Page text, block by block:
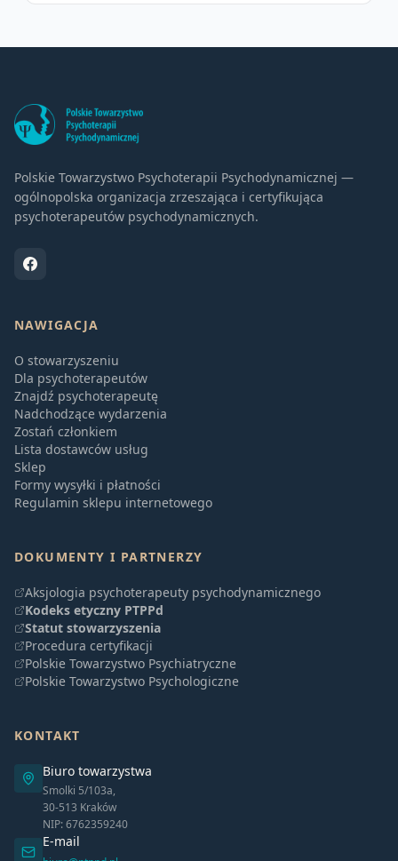
Polskie Towarzystwo Psychoterapii Psychodynamicznej —
ogólnopolska organizacja zrzeszająca i certyfikująca
psychoterapeutów psychodynamicznych.
NAWIGACJA
O stowarzyszeniu
Dla psychoterapeutów
Znajdź psychoterapeutę
Nadchodzące wydarzenia
Zostań członkiem
Lista dostawców usług
Sklep
Formy wysyłki i płatności
Regulamin sklepu internetowego
DOKUMENTY I PARTNERZY
Aksjologia psychoterapeuty psychodynamicznego
Kodeks etyczny PTPPd
Statut stowarzyszenia
Procedura certyfikacji
Polskie Towarzystwo Psychiatryczne
Polskie Towarzystwo Psychologiczne
KONTAKT
Biuro towarzystwa
Smolki 5/103a,
30-513 Kraków
NIP: 6762359240
E-mail